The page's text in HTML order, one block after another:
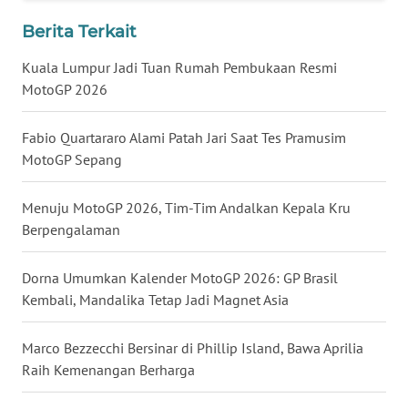
Berita Terkait
Kuala Lumpur Jadi Tuan Rumah Pembukaan Resmi
MotoGP 2026
Fabio Quartararo Alami Patah Jari Saat Tes Pramusim
MotoGP Sepang
Menuju MotoGP 2026, Tim-Tim Andalkan Kepala Kru
Berpengalaman
Dorna Umumkan Kalender MotoGP 2026: GP Brasil
Kembali, Mandalika Tetap Jadi Magnet Asia
Marco Bezzecchi Bersinar di Phillip Island, Bawa Aprilia
Raih Kemenangan Berharga
WN
WN
NUSANTARA
WN
JOGJA
WN
WN
WN